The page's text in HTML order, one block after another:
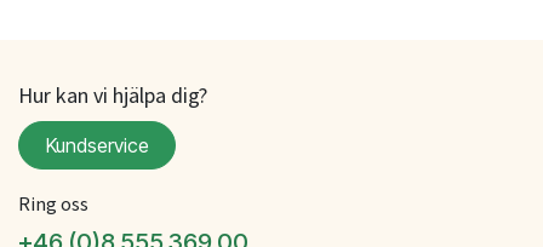
Hur kan vi hjälpa dig?
Kundservice
Ring oss